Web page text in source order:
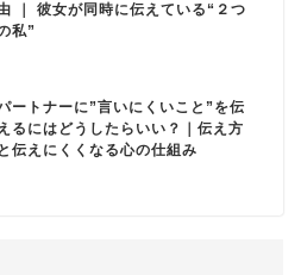
｜ 彼女が同時に伝えている“２つ
私”
ートナーに”言いにくいこと”を伝
えるにはどうしたらいい？｜伝え方
と伝えにくくなる心の仕組み